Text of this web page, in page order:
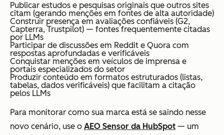
Publicar estudos e pesquisas originais que outros sites
citam (gerando menções em fontes de alta autoridade)
Construir presença em avaliações confiáveis (G2,
Capterra, Trustpilot) — fontes frequentemente citadas
por LLMs
Participar de discussões em Reddit e Quora com
respostas aprofundadas e verificáveis
Conquistar menções em veículos de imprensa e
portais especializados do setor
Produzir conteúdo em formatos estruturados (listas,
tabelas, dados verificáveis) que facilitam a citação
pelos LLMs
Para monitorar como sua marca está se saindo nesse
novo cenário, use o AEO Sensor da HubSpot — um